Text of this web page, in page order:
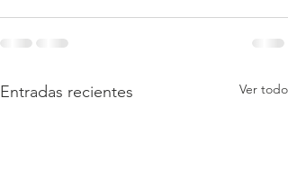
Entradas recientes Ver todo